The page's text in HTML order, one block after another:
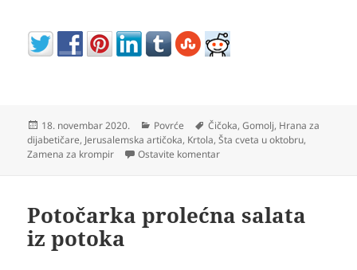
Objavljeno
18. novembar 2020. Kategorije
Povrće Oznake
Čičoka,Gomolj, Hrana za
dijabetičare, Jerusalemska artičoka, Krtola,Šta cveta u oktobru,
Zamena za krompir
Ostavite komentarna Gajenje čičoke prosto k’o
Potočarka prolećna salata
iz potoka